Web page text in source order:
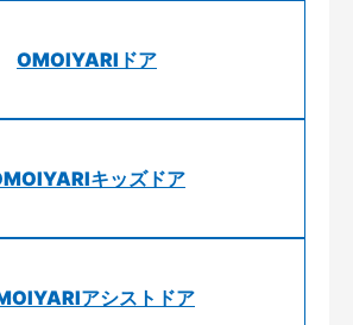
OMOIYARIドア
キッズドア
アシストドア